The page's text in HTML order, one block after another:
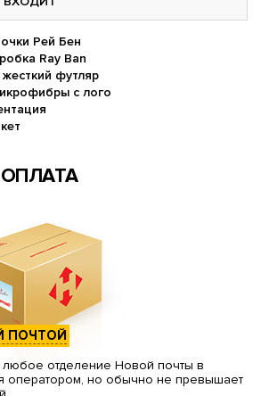
Рей Бен
Ray Ban
футляр
с лого
ПОЧТОЙ
любое отделение Новой почты в
оператором, но обычно не превышает